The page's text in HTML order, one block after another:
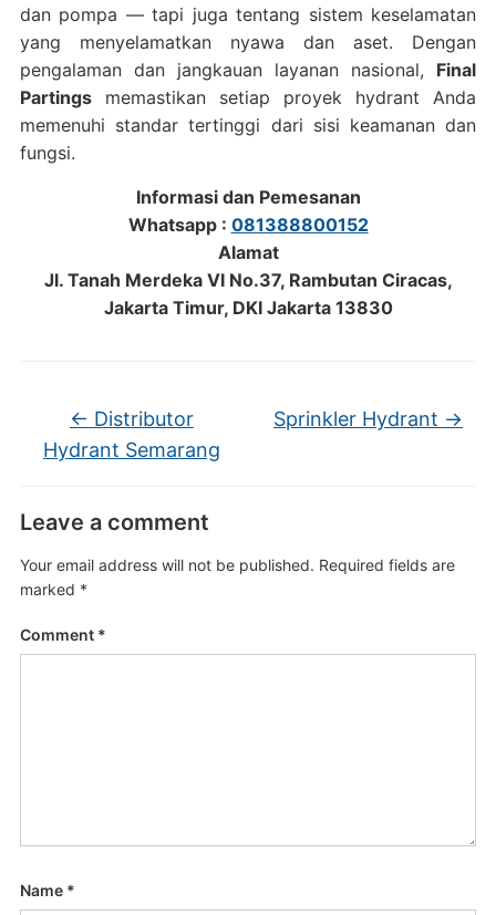
dan pompa — tapi juga tentang sistem keselamatan
yang menyelamatkan nyawa dan aset. Dengan
pengalaman dan jangkauan layanan nasional, Final
Partingsmemastikan setiap proyek hydrant Anda
memenuhi standar tertinggi dari sisi keamanan dan
fungsi.
Informasi dan Pemesanan
Whatsapp : 081388800152
Alamat
Jl. Tanah Merdeka VI No.37, Rambutan Ciracas,
Jakarta Timur, DKI Jakarta 13830
← Distributor
Hydrant Semarang
Sprinkler Hydrant →
Leave a comment
Your email address will not be published. Required fields are
marked *
Comment *
Name *